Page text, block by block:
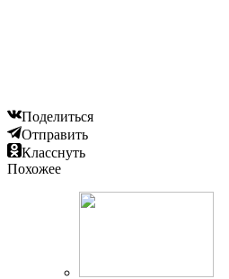
Поделиться
Отправить
Класснуть
Похожее